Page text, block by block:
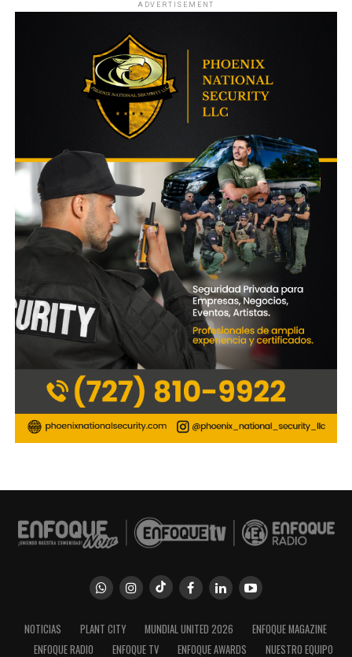
ADVERTISEMENT
NOTICIAS PLANT CITY MUNDIAL UNITED 2026
ENFOQUE MAGAZINE
ENFOQUE RADIO
ENFOQUE TV ENFOQUE AWARDS NUESTRO EQUIPO